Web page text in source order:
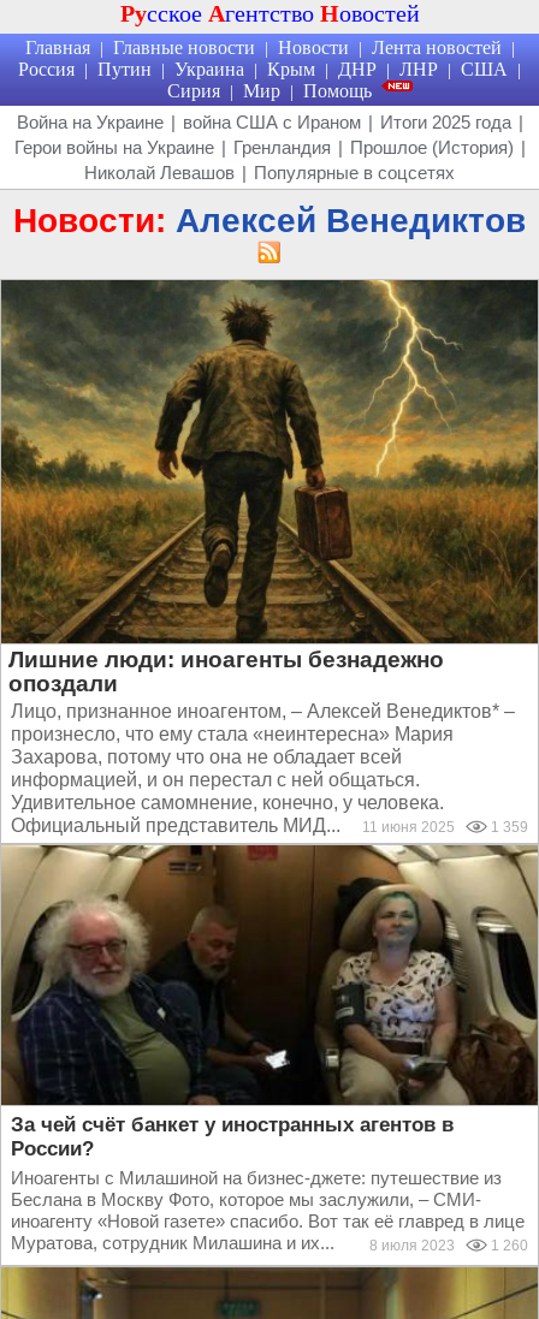
Русское Агентство Новостей
Главная | Главные новости | Новости | Лента новостей |
Россия | Путин | Украина | Крым | ДНР | ЛНР | США |
Сирия | Мир | Помощь
Война на Украине | война США с Ираном | Итоги 2025 года |
Герои войны на Украине | Гренландия | Прошлое (История) |
Николай Левашов | Популярные в соцсетях
Новости: Алексей Венедиктов
Лишние люди: иноагенты безнадежно
опоздали
Лицо, признанное иноагентом, – Алексей Венедиктов* –
произнесло, что ему стала «неинтересна» Мария
Захарова, потому что она не обладает всей
информацией, и он перестал с ней общаться.
Удивительное самомнение, конечно, у человека.
Официальный представитель МИД...
11 июня 2025 1 359
За чей счёт банкет у иностранных агентов в
России?
Иноагенты с Милашиной на бизнес-джете: путешествие из
Беслана в Москву Фото, которое мы заслужили, – СМИ-
иноагенту «Новой газете» спасибо. Вот так её главред в лице
Муратова, сотрудник Милашина и их...
8 июля 2023 1 260